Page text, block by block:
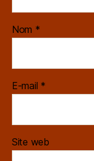
Nom *
E-mail *
Site web